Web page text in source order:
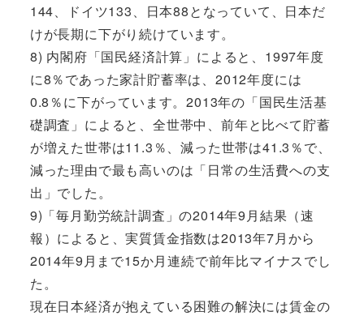
144、ドイツ133、日本88となっていて、日本だ
けが長期に下がり続けています。
8) 内閣府「国民経済計算」によると、1997年度
に8％であった家計貯蓄率は、2012年度には
0.8％に下がっています。2013年の「国民生活基
礎調査」によると、全世帯中、前年と比べて貯蓄
が増えた世帯は11.3％、減った世帯は41.3％で、
減った理由で最も高いのは「日常の生活費への支
出」でした。
9)「毎月勤労統計調査」の2014年9月結果（速
報）によると、実質賃金指数は2013年7月から
2014年9月まで15か月連続で前年比マイナスでし
た。
現在日本経済が抱えている困難の解決には賃金の